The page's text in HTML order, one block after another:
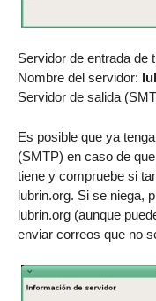
Servidor de entrada de
Nombre del servidor:
Servidor de salida
Es posible que ya
(SMTP) en caso de
tiene y compruebe si
lubrin.org. Si se niega,
lubrin.org (aunque
enviar correos que no